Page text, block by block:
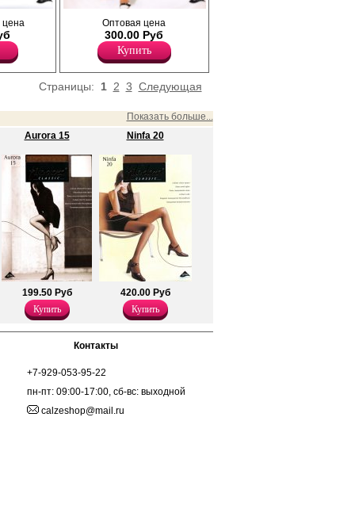
с
мысок, х/
цена
Прозрачные матовые колготки с
шортиками; усиленный мысок, без
ластовицы.
Плотность 20ден
Лайкра 12%
Полиамид 88%
Оптовая цена
300.00 Руб
Купить
Страницы: 1 2 3 Следующая
Показать больше...
Aurora 15
199.50 Руб
Купить
Ninfa 20
420.00 Руб
Купить
Контакты
+7-929-053-95-22
пн-пт: 09:00-17:00, сб-вс: выходной
calzeshop@mail.ru